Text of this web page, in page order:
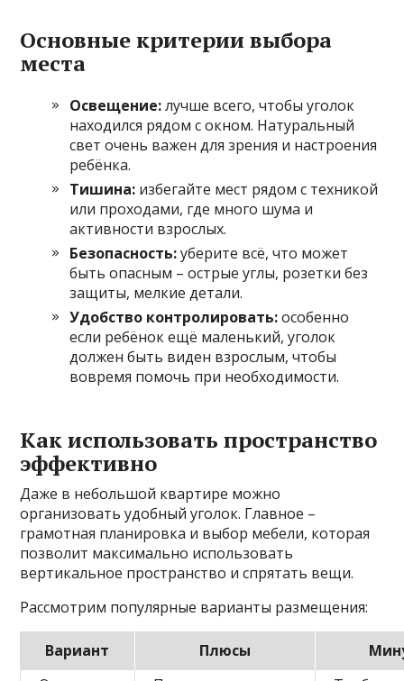
Основные критерии выбора
места
Освещение:лучше всего, чтобы уголок
находился рядом с окном. Натуральный
свет очень важен для зрения и настроения
ребёнка.
Тишина: избегайте мест рядом с техникой
или проходами, где много шума и
активности взрослых.
Безопасность:уберите всё, что может
быть опасным – острые углы, розетки без
защиты, мелкие детали.
Удобство контролировать:особенно
если ребёнок ещё маленький, уголок
должен быть виден взрослым, чтобы
вовремя помочь при необходимости.
Как использовать пространство
эффективно
Даже в небольшой квартире можно
организовать удобный уголок. Главное –
грамотная планировка и выбор мебели, которая
позволит максимально использовать
вертикальное пространство и спрятать вещи.
Рассмотрим популярные варианты размещения:
Вариант Плюсы